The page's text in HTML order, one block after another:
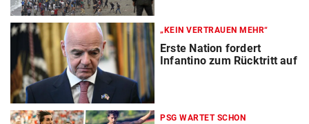
„KEIN VERTRAUEN MEHR“
Erste Nation fordert
Infantino zum Rücktritt auf
PSG WARTET SCHON